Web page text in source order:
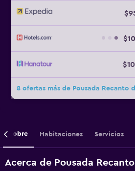
8 ofertas más de Pousada Recanto
Sobre Habitaciones Servicios
Acerca de Pousada